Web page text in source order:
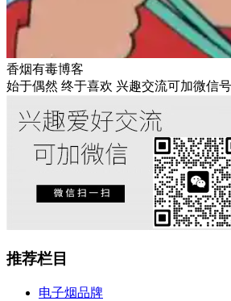
香烟有毒博客
始于偶然 终于喜欢 兴趣交流可加微信号
推荐栏目
电子烟品牌